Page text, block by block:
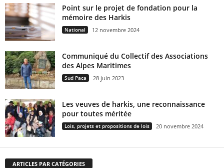
Point sur le projet de fondation pour la
mémoire des Harkis
National 12 novembre 2024
Communiqué du Collectif des Associations
des Alpes Maritimes
Sud Paca 28 juin 2023
Les veuves de harkis, une reconnaissance
pour toutes méritée
Lois, projets et propositions de lois 20 novembre 2024
ARTICLES PAR CATÉGORIES